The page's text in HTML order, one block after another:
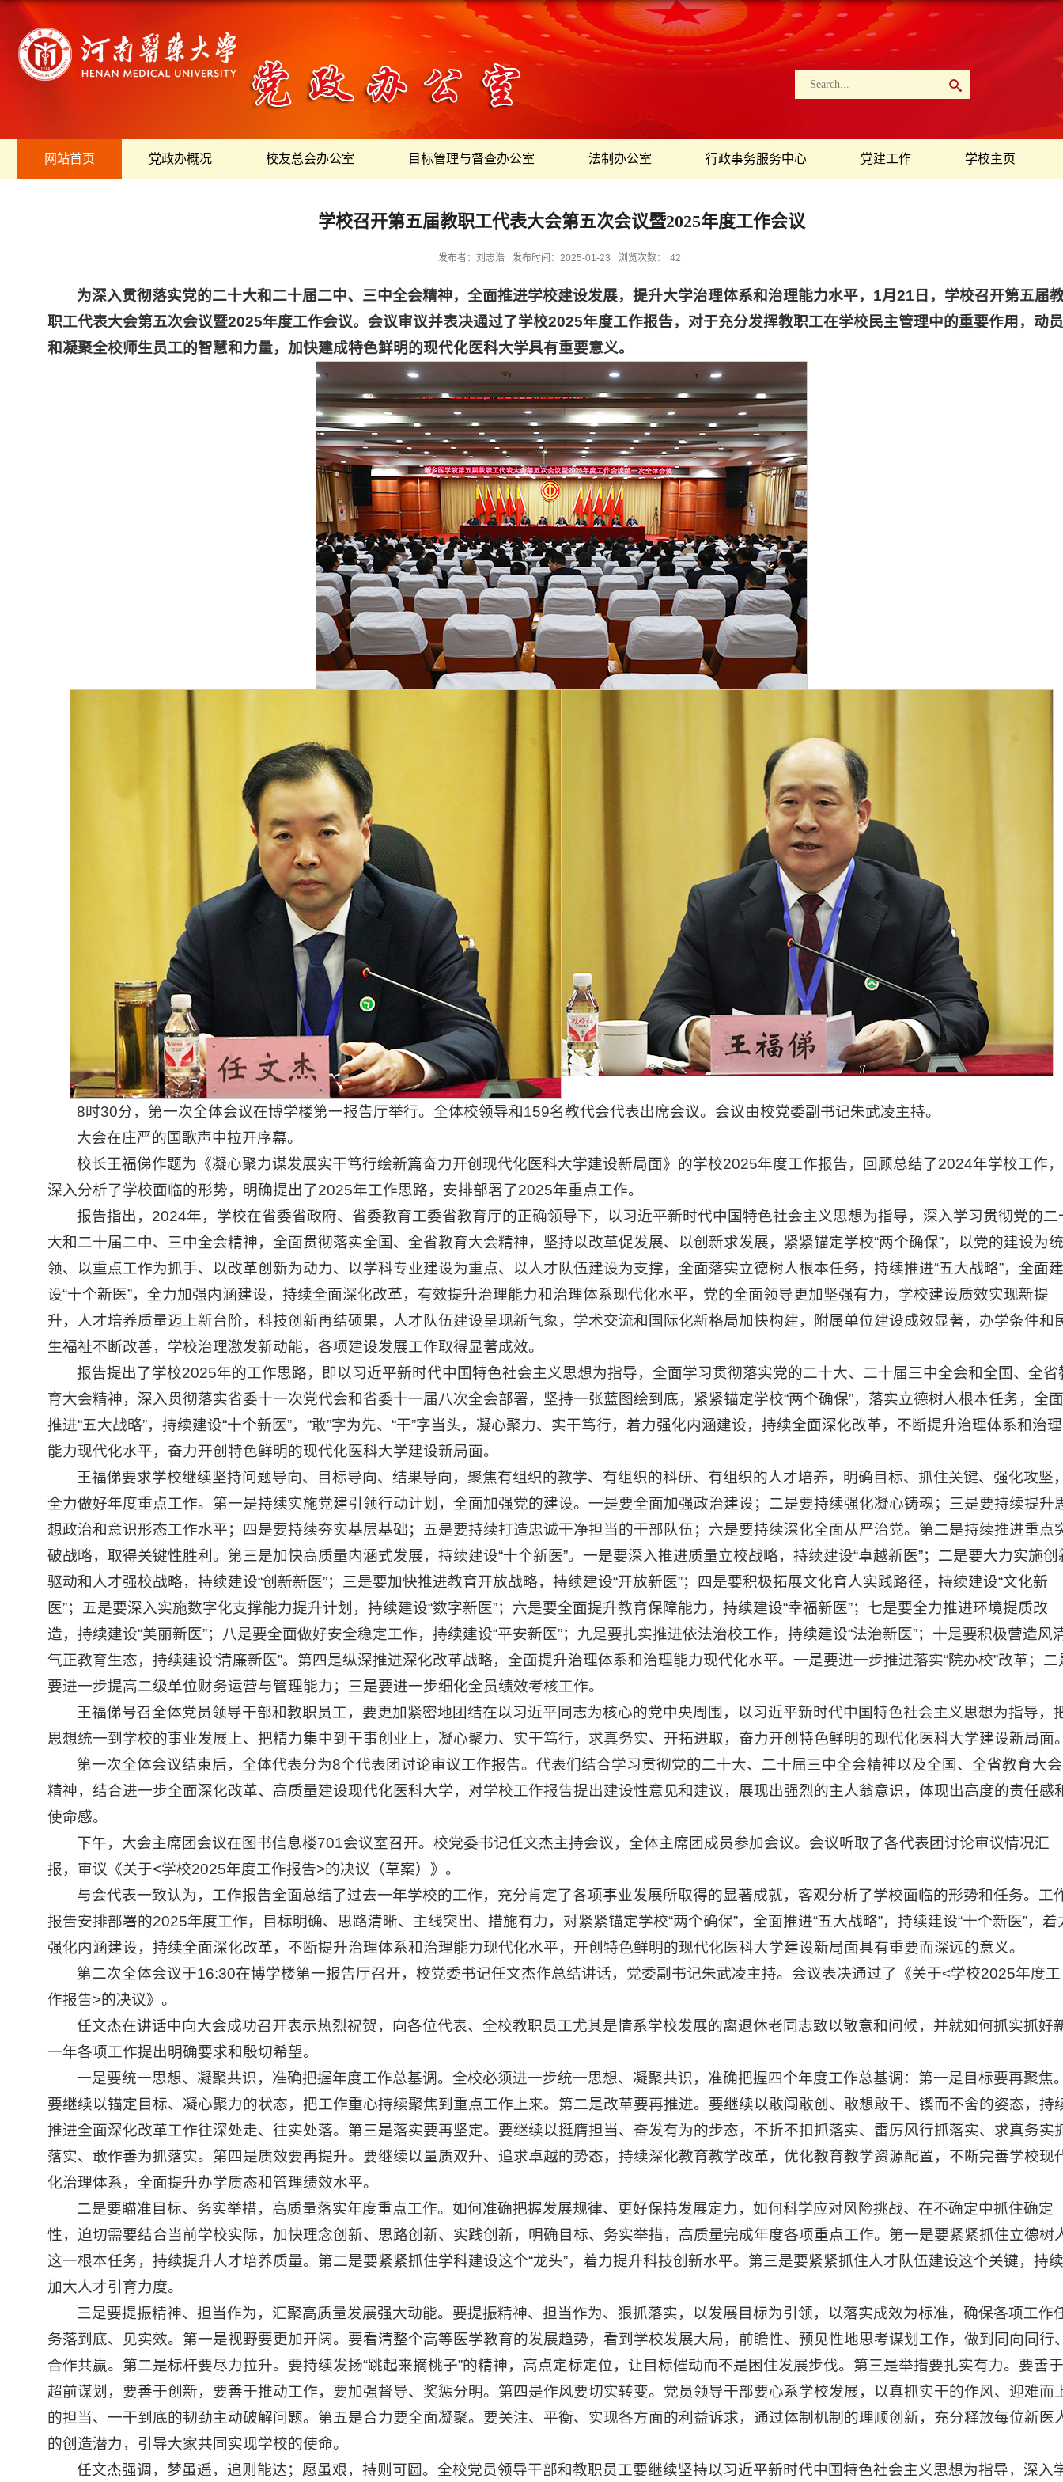
网站首页 党政办概况 校友总会办公室 目标管理与督查办公室 法制办公室 行政事务服务中心 党建工作 学校主页
学校召开第五届教职工代表大会第五次会议暨2025年度工作会议
发布者：刘志浩 发布时间：2025-01-23 浏览次数： 42
为深入贯彻落实党的二十大和二十届二中、三中全会精神，全面推进学校建设发展，提升大学治理体系和治理能力水平，1月21日，学校召开第五届
职工代表大会第五次会议暨2025年度工作会议。会议审议并表决通过了学校2025年度工作报告，对于充分发挥教职工在学校民主管理中的重要作用，动员
和凝聚全校师生员工的智慧和力量，加快建成特色鲜明的现代化医科大学具有重要意义。
8时30分，第一次全体会议在博学楼第一报告厅举行。全体校领导和159名教代会代表出席会议。会议由校党委副书记朱武凌主持。
大会在庄严的国歌声中拉开序幕。
校长王福俤作题为《凝心聚力谋发展实干笃行绘新篇奋力开创现代化医科大学建设新局面》的学校2025年度工作报告，回顾总结了2024年学校工作，
深入分析了学校面临的形势，明确提出了2025年工作思路，安排部署了2025年重点工作。
报告指出，2024年，学校在省委省政府、省委教育工委省教育厅的正确领导下，以习近平新时代中国特色社会主义思想为指导，深入学习贯彻党的二
大和二十届二中、三中全会精神，全面贯彻落实全国、全省教育大会精神，坚持以改革促发展、以创新求发展，紧紧锚定学校“两个确保”，以党的建设为统
领、以重点工作为抓手、以改革创新为动力、以学科专业建设为重点、以人才队伍建设为支撑，全面落实立德树人根本任务，持续推进“五大战略”，全面建
设“十个新医”，全力加强内涵建设，持续全面深化改革，有效提升治理能力和治理体系现代化水平，党的全面领导更加坚强有力，学校建设质效实现新提
升，人才培养质量迈上新台阶，科技创新再结硕果，人才队伍建设呈现新气象，学术交流和国际化新格局加快构建，附属单位建设成效显著，办学条件和
生福祉不断改善，学校治理激发新动能，各项建设发展工作取得显著成效。
报告提出了学校2025年的工作思路，即以习近平新时代中国特色社会主义思想为指导，全面学习贯彻落实党的二十大、二十届三中全会和全国、全省
育大会精神，深入贯彻落实省委十一次党代会和省委十一届八次全会部署，坚持一张蓝图绘到底，紧紧锚定学校“两个确保”，落实立德树人根本任务，全面
推进“五大战略”，持续建设“十个新医”，“敢”字为先、“干”字当头，凝心聚力、实干笃行，着力强化内涵建设，持续全面深化改革，不断提升治理体系和治理
能力现代化水平，奋力开创特色鲜明的现代化医科大学建设新局面。
王福俤要求学校继续坚持问题导向、目标导向、结果导向，聚焦有组织的教学、有组织的科研、有组织的人才培养，明确目标、抓住关键、强化攻坚
全力做好年度重点工作。第一是持续实施党建引领行动计划，全面加强党的建设。一是要全面加强政治建设；二是要持续强化凝心铸魂；三是要持续提升
想政治和意识形态工作水平；四是要持续夯实基层基础；五是要持续打造忠诚干净担当的干部队伍；六是要持续深化全面从严治党。第二是持续推进重点
破战略，取得关键性胜利。第三是加快高质量内涵式发展，持续建设“十个新医”。一是要深入推进质量立校战略，持续建设“卓越新医”；二是要大力实施创
驱动和人才强校战略，持续建设“创新新医”；三是要加快推进教育开放战略，持续建设“开放新医”；四是要积极拓展文化育人实践路径，持续建设“文化新
医”；五是要深入实施数字化支撑能力提升计划，持续建设“数字新医”；六是要全面提升教育保障能力，持续建设“幸福新医”；七是要全力推进环境提质改
造，持续建设“美丽新医”；八是要全面做好安全稳定工作，持续建设“平安新医”；九是要扎实推进依法治校工作，持续建设“法治新医”；十是要积极营造风
气正教育生态，持续建设“清廉新医”。第四是纵深推进深化改革战略，全面提升治理体系和治理能力现代化水平。一是要进一步推进落实“院办校”改革；二
要进一步提高二级单位财务运营与管理能力；三是要进一步细化全员绩效考核工作。
王福俤号召全体党员领导干部和教职员工，要更加紧密地团结在以习近平同志为核心的党中央周围，以习近平新时代中国特色社会主义思想为指导，
思想统一到学校的事业发展上、把精力集中到干事创业上，凝心聚力、实干笃行，求真务实、开拓进取，奋力开创特色鲜明的现代化医科大学建设新局面
第一次全体会议结束后，全体代表分为8个代表团讨论审议工作报告。代表们结合学习贯彻党的二十大、二十届三中全会精神以及全国、全省教育大会
精神，结合进一步全面深化改革、高质量建设现代化医科大学，对学校工作报告提出建设性意见和建议，展现出强烈的主人翁意识，体现出高度的责任感
使命感。
下午，大会主席团会议在图书信息楼701会议室召开。校党委书记任文杰主持会议，全体主席团成员参加会议。会议听取了各代表团讨论审议情况汇
报，审议《关于<学校2025年度工作报告>的决议（草案）》。
与会代表一致认为，工作报告全面总结了过去一年学校的工作，充分肯定了各项事业发展所取得的显著成就，客观分析了学校面临的形势和任务。工
报告安排部署的2025年度工作，目标明确、思路清晰、主线突出、措施有力，对紧紧锚定学校“两个确保”，全面推进“五大战略”，持续建设“十个新医”，着
强化内涵建设，持续全面深化改革，不断提升治理体系和治理能力现代化水平，开创特色鲜明的现代化医科大学建设新局面具有重要而深远的意义。
第二次全体会议于16:30在博学楼第一报告厅召开，校党委书记任文杰作总结讲话，党委副书记朱武凌主持。会议表决通过了《关于<学校2025年度工
作报告>的决议》。
任文杰在讲话中向大会成功召开表示热烈祝贺，向各位代表、全校教职员工尤其是情系学校发展的离退休老同志致以敬意和问候，并就如何抓实抓好
一年各项工作提出明确要求和殷切希望。
一是要统一思想、凝聚共识，准确把握年度工作总基调。全校必须进一步统一思想、凝聚共识，准确把握四个年度工作总基调：第一是目标要再聚焦
要继续以锚定目标、凝心聚力的状态，把工作重心持续聚焦到重点工作上来。第二是改革要再推进。要继续以敢闯敢创、敢想敢干、锲而不舍的姿态，持
推进全面深化改革工作往深处走、往实处落。第三是落实要再坚定。要继续以挺膺担当、奋发有为的步态，不折不扣抓落实、雷厉风行抓落实、求真务实
落实、敢作善为抓落实。第四是质效要再提升。要继续以量质双升、追求卓越的势态，持续深化教育教学改革，优化教育教学资源配置，不断完善学校现
化治理体系，全面提升办学质态和管理绩效水平。
二是要瞄准目标、务实举措，高质量落实年度重点工作。如何准确把握发展规律、更好保持发展定力，如何科学应对风险挑战、在不确定中抓住确定
性，迫切需要结合当前学校实际，加快理念创新、思路创新、实践创新，明确目标、务实举措，高质量完成年度各项重点工作。第一是要紧紧抓住立德树
这一根本任务，持续提升人才培养质量。第二是要紧紧抓住学科建设这个“龙头”，着力提升科技创新水平。第三是要紧紧抓住人才队伍建设这个关键，持续
加大人才引育力度。
三是要提振精神、担当作为，汇聚高质量发展强大动能。要提振精神、担当作为、狠抓落实，以发展目标为引领，以落实成效为标准，确保各项工作
务落到底、见实效。第一是视野要更加开阔。要看清整个高等医学教育的发展趋势，看到学校发展大局，前瞻性、预见性地思考谋划工作，做到同向同行
合作共赢。第二是标杆要尽力拉升。要持续发扬“跳起来摘桃子”的精神，高点定标定位，让目标催动而不是困住发展步伐。第三是举措要扎实有力。要善于
超前谋划，要善于创新，要善于推动工作，要加强督导、奖惩分明。第四是作风要切实转变。党员领导干部要心系学校发展，以真抓实干的作风、迎难而
的担当、一干到底的韧劲主动破解问题。第五是合力要全面凝聚。要关注、平衡、实现各方面的利益诉求，通过体制机制的理顺创新，充分释放每位新医
的创造潜力，引导大家共同实现学校的使命。
任文杰强调，梦虽遥，追则能达；愿虽艰，持则可圆。全校党员领导干部和教职员工要继续坚持以习近平新时代中国特色社会主义思想为指导，深入